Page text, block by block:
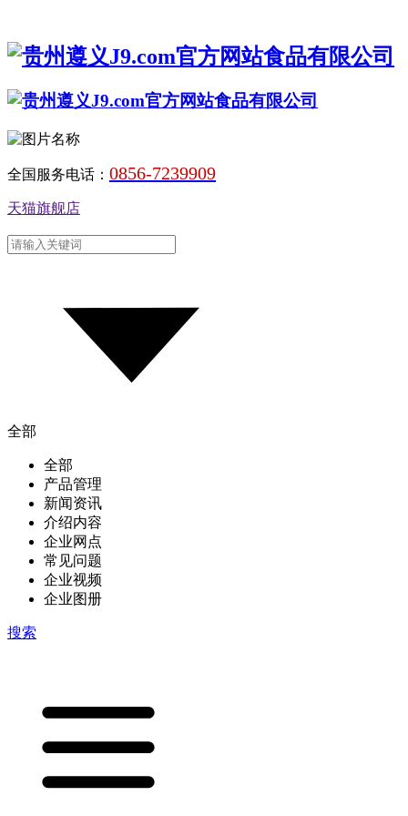
全国服务电话： 0856-7239909
天猫旗舰店
全部
全部
产品管理
新闻资讯
介绍内容
企业网点
常见问题
企业视频
企业图册
搜索